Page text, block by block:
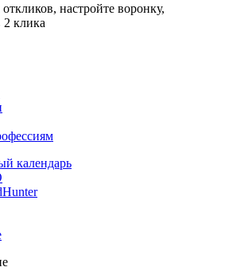
настройте воронку,
2 клика
календарь